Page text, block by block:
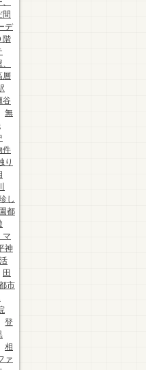
間
デ
階
層
谷
無
件
り
し
都
マ
神
田
市
登
相
ァ